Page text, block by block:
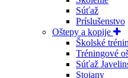
Súťaž
Príslušenstvo
Oštepy a kopije
Školské
Tréningové
Súťaž
Stojany